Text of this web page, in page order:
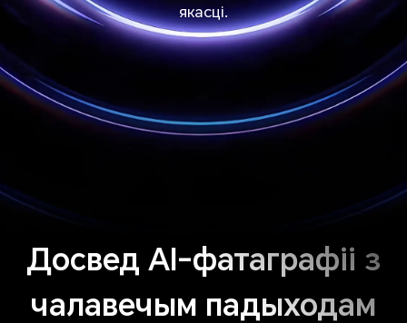
якасці.
Досвед AI-фатаграфіі з
чалавечым падыходам